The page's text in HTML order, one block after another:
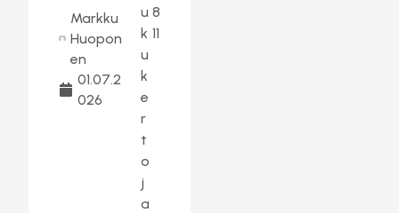
Markku
Huopon
en
01.07.2
026
u
k
u
k
e
r
t
o
j
a
8
11